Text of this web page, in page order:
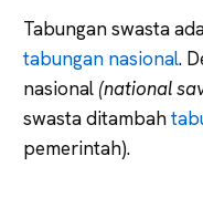
Tabungan swasta
tabungan nasional.
nasional (national
swasta ditambah
pemerintah).